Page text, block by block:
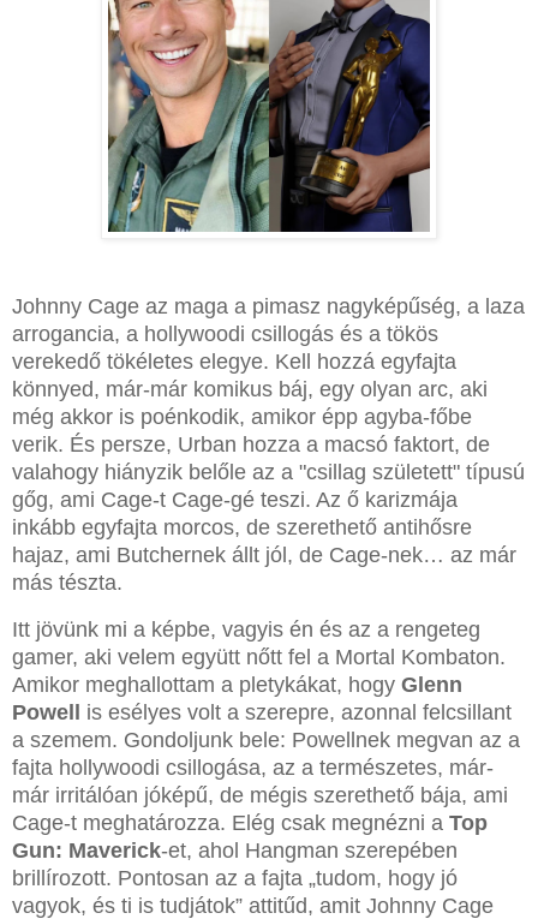
Johnny Cage az maga a pimasz nagyképűség, a laza
arrogancia, a hollywoodi csillogás és a tökös
verekedő tökéletes elegye. Kell hozzá egyfajta
könnyed, már-már komikus báj, egy olyan arc, aki
még akkor is poénkodik, amikor épp agyba-főbe
verik. És persze, Urban hozza a macsó faktort, de
valahogy hiányzik belőle az a "csillag született" típusú
gőg, ami Cage-t Cage-gé teszi. Az ő karizmája
inkább egyfajta morcos, de szerethető antihősre
hajaz, ami Butchernek állt jól, de Cage-nek… az már
más tészta.
Itt jövünk mi a képbe, vagyis én és az a rengeteg
gamer, aki velem együtt nőtt fel a Mortal Kombaton.
Amikor meghallottam a pletykákat, hogy Glenn
Powell is esélyes volt a szerepre, azonnal felcsillant
a szemem. Gondoljunk bele: Powellnek megvan az a
fajta hollywoodi csillogása, az a természetes, már-
már irritálóan jóképű, de mégis szerethető bája, ami
Cage-t meghatározza. Elég csak megnézni a Top
Gun: Maverick-et, ahol Hangman szerepében
brillírozott. Pontosan az a fajta „tudom, hogy jó
vagyok, és ti is tudjátok” attitűd, amit Johnny Cage